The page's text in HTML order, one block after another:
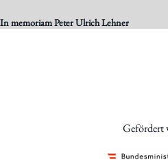
In memoriam Peter Ulrich Lehner
Gefördert